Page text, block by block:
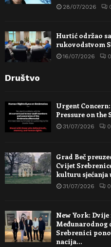
28/07/2026
Hurtić održao
rukovodstvom
16/07/2026 0
Društvo
Urgent
Pressure on
31/07/2026 0
Grad Beč
Cvijet
kulturu sjećanja
31/07/2026 0
New York:
Međunarodnog
Srebrenici
nacija…